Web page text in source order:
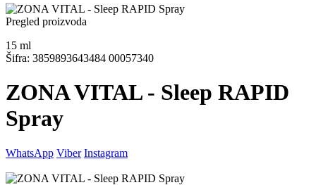
Pregled proizvoda
15 ml
Šifra: 3859893643484 00057340
ZONA VITAL - Sleep RAPID
Spray
WhatsApp Viber Instagram